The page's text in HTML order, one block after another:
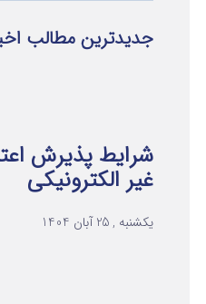
جدیدترین مطالب
شرایط پذیرش
غیر الکترونیکی
یکشنبه , 25 آبان 1404